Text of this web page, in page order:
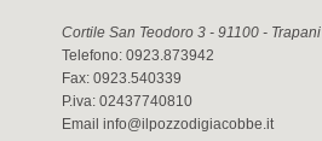
Cortile San Teodoro 3 - 91100 - Trapani
Telefono: 0923.873942
Fax: 0923.540339
P.iva: 02437740810
Email info@ilpozzodigiacobbe.it